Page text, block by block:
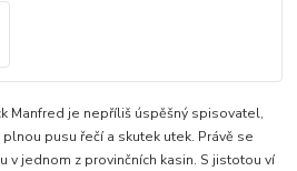
Manfred je nepříliš úspěšný spisovatel,
pusu řečí a skutek utek. Právě se
v jednom z provinčních kasin. S jistotou ví